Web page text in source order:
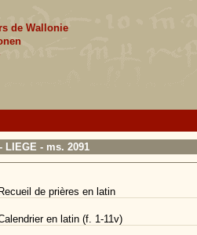
de Wallonie
- ms. 2091
Recueil de prières en latin
en latin (f. 1-11v)